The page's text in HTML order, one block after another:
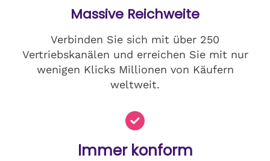
Massive Reichweite
Verbinden Sie sich mit über 250
Vertriebskanälen und erreichen Sie mit nur
wenigen Klicks Millionen von Käufern
weltweit.
Immer konform